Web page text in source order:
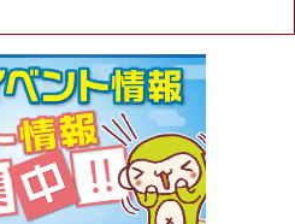
会計より全品5％OFF（ナチ
ドショップ［マキマキ］）
で
回割引 特価 VIO脱毛11,000円
門ワックス脱毛サロン Mickle
コース 3,500円→3,000円（料
）（創作イタリアン Pia Cu